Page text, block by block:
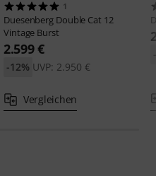
1
Duesenberg Double Cat 12
Vintage Burst
2.599 €
UVP: 2.950 €
-12%
Vergleichen